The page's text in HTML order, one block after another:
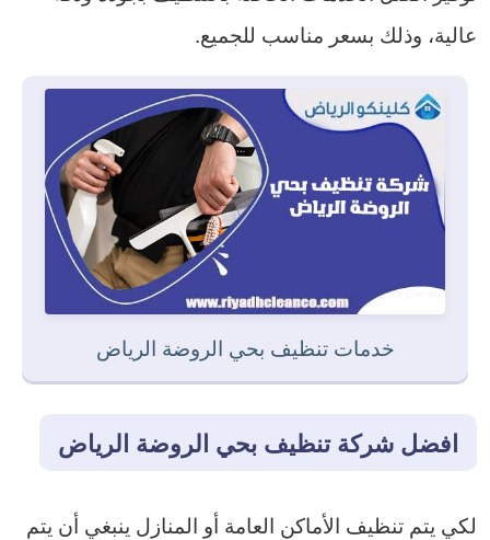
عالية، وذلك بسعر مناسب للجميع.
خدمات تنظيف بحي الروضة الرياض
افضل شركة تنظيف بحي الروضة الرياض
لكي يتم تنظيف الأماكن العامة أو المنازل ينبغي أن يتم